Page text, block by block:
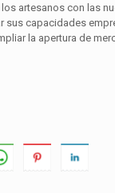
artesanos con las
sus capacidades
la apertura de